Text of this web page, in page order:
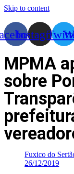
Skip to content
Instagram
MPMA
sobre
Fuxico do
26/12/2019